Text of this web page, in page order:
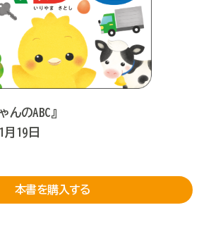
のABC』
月19日
本書を購入する